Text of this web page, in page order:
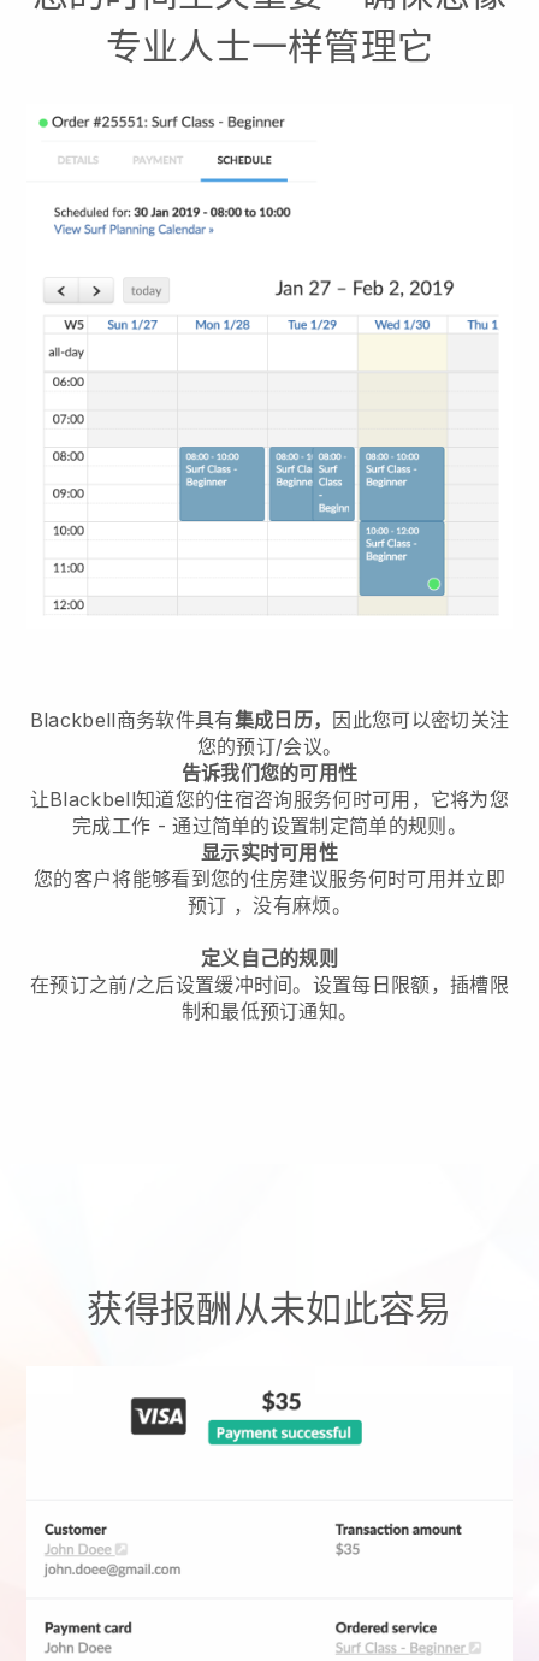
专业人士一样管理它
Blackbell商务软件具有集成日历， 因此您可以密切关注
您的预订/会议。
告诉我们您的可用性
让Blackbell知道您的住宿咨询服务何时可用，它将为您
完成工作 - 通过简单的设置制定简单的规则。
显示实时可用性
您的客户将能够看到您的住房建议服务何时可用并立即
预订 ，没有麻烦。
定义自己的规则
在预订之前/之后设置缓冲时间。设置每日限额，插槽限
制和最低预订通知。
获得报酬从未如此容易